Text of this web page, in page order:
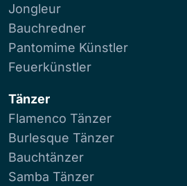
Jongleur
Bauchredner
Pantomime Künstler
Feuerkünstler
Tänzer
Flamenco Tänzer
Burlesque Tänzer
Bauchtänzer
Samba Tänzer